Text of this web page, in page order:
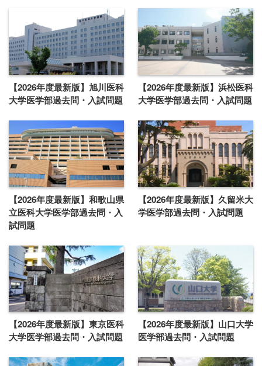
【2026年度最新版】旭川医科
大学医学部過去問・入試問題
【2026年度最新版】浜松医科
大学医学部過去問・入試問題
【2026年度最新版】和歌山県
立医科大学医学部過去問・入
試問題
【2026年度最新版】久留米大
学医学部過去問・入試問題
【2026年度最新版】東京医科
大学医学部過去問・入試問題
【2026年度最新版】山口大学
医学部過去問・入試問題